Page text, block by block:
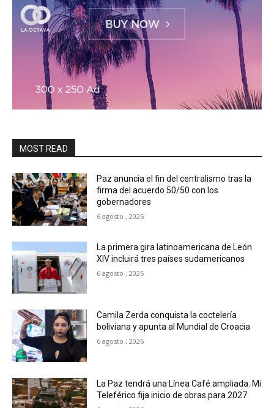
MOST READ
Paz anuncia el fin del centralismo tras la
firma del acuerdo 50/50 con los
gobernadores
6 agosto , 2026
La primera gira latinoamericana de León
XIV incluirá tres países sudamericanos
6 agosto , 2026
Camila Zerda conquista la coctelería
boliviana y apunta al Mundial de Croacia
6 agosto , 2026
La Paz tendrá una Línea Café ampliada: Mi
Teleférico fija inicio de obras para 2027